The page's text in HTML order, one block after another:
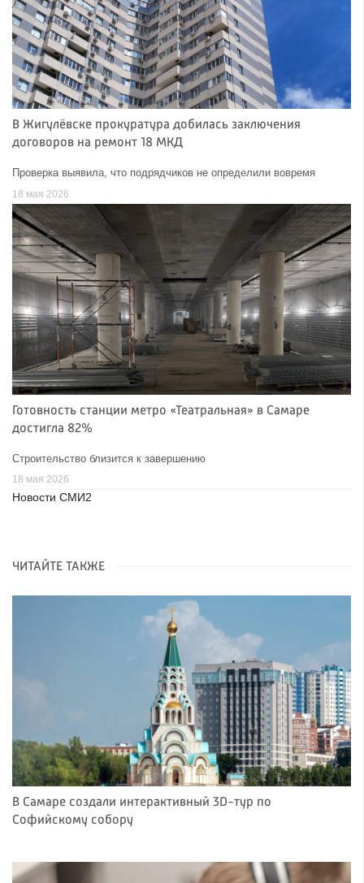
В Жигулёвске прокуратура добилась заключения
договоров на ремонт 18 МКД
Проверка выявила, что подрядчиков не определили вовремя
18 мая 2026
Готовность станции метро «Театральная» в Самаре
достигла 82%
Строительство близится к завершению
18 мая 2026
Новости СМИ2
ЧИТАЙТЕ ТАКЖЕ
В Самаре создали интерактивный 3D-тур по
Софийскому собору